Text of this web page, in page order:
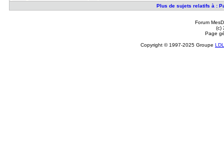
Plus de sujets relatifs à :
Forum
(c)
Page
Copyright © 1997-2025 Groupe